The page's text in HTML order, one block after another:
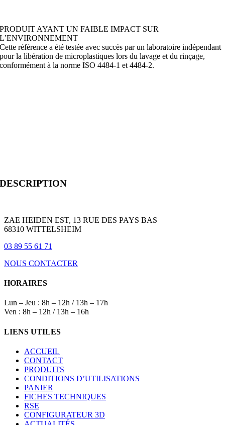
PRODUIT AYANT UN FAIBLE IMPACT SUR
L’ENVIRONNEMENT
Cette référence a été testée avec succès par un laboratoire indépendant
pour la libération de microplastiques lors du lavage et du rinçage,
conformément à la norme ISO 4484-1 et 4484-2.
DESCRIPTION
ZAE HEIDEN EST, 13 RUE DES PAYS BAS
68310 WITTELSHEIM
03 89 55 61 71
NOUS CONTACTER
HORAIRES
Lun – Jeu : 8h – 12h / 13h – 17h
Ven : 8h – 12h / 13h – 16h
LIENS UTILES
ACCUEIL
CONTACT
PRODUITS
CONDITIONS D’UTILISATIONS
PANIER
FICHES TECHNIQUES
RSE
CONFIGURATEUR 3D